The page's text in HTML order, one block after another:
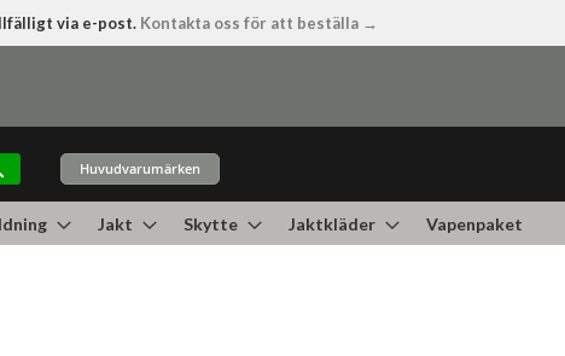
via e-post. Kontakta oss för att beställa →
Huvudvarumärken
Jakt Skytte Jaktkläder Vapenpaket